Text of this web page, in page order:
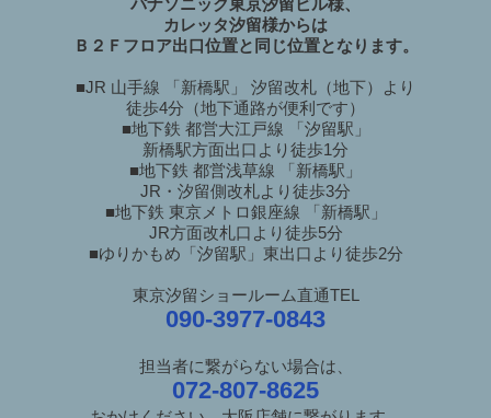
パナソニック東京汐留ビル様、
カレッタ汐留様からは
Ｂ２Ｆフロア出口位置と同じ位置となります。
■JR 山手線 「新橋駅」 汐留改札（地下）より
徒歩4分（地下通路が便利です）
■地下鉄 都営大江戸線 「汐留駅」
新橋駅方面出口より徒歩1分
■地下鉄 都営浅草線 「新橋駅」
JR・汐留側改札より徒歩3分
■地下鉄 東京メトロ銀座線 「新橋駅」
JR方面改札口より徒歩5分
■ゆりかもめ「汐留駅」東出口より徒歩2分
東京汐留ショールーム直通TEL
090-3977-0843
担当者に繋がらない場合は、
072-807-8625